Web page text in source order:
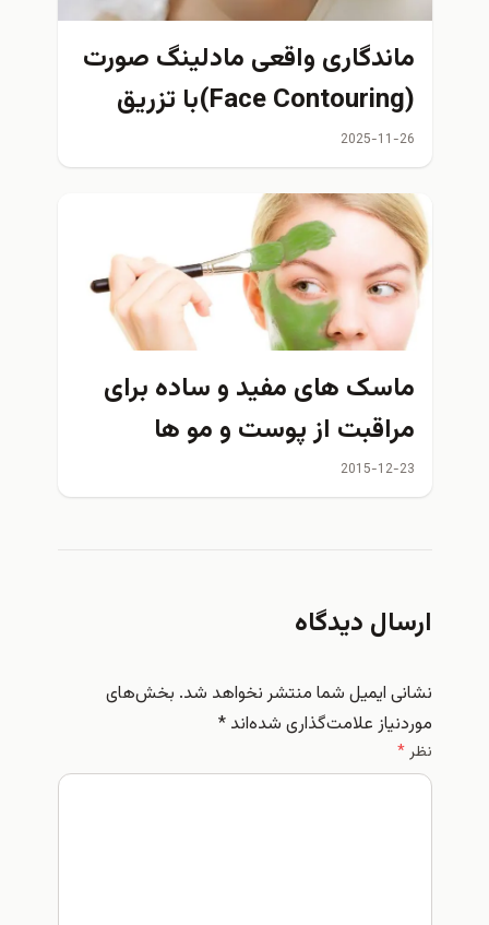
ماندگاری واقعی مادلینگ صورت
(Face Contouring)با تزریق
ژل چقدر است؟
2025-11-26
ماسک های مفید و ساده برای
مراقبت از پوست و مو ها
2015-12-23
ارسال دیدگاه
نشانی ایمیل شما منتشر نخواهد شد. بخش‌های
موردنیاز علامت‌گذاری شده‌اند*
نظر*